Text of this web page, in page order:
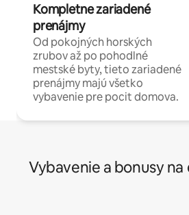
Kompletne zariadené
prenájmy
Od pokojných horských
zrubov až po pohodlné
mestské byty, tieto zariadené
prenájmy majú všetko
vybavenie pre pocit domova.
Vybavenie a bonusy